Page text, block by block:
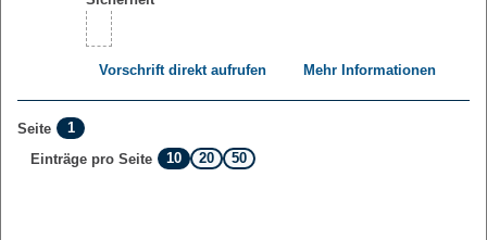
Vorschrift direkt aufrufen Mehr Informationen
Seite
1
Einträge pro Seite
10 20 50